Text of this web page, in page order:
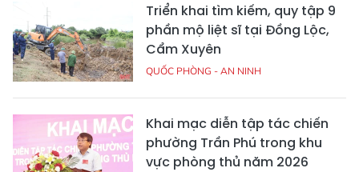
Triển khai tìm kiếm, quy tập 9
phần mộ liệt sĩ tại Đồng Lộc,
Cẩm Xuyên
QUỐC PHÒNG - AN NINH
Khai mạc diễn tập tác chiến
phường Trần Phú trong khu
vực phòng thủ năm 2026